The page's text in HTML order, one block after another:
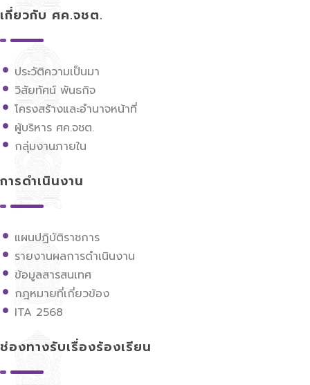
เกี่ยวกับ ศค.จชต.
ประวัติความเป็นมา
วิสัยทัศน์ พันธกิจ
โครงสร้างและอำนาจหน้าที่
ผู้บริหาร ศค.จชต.
กลุ่มงานภายใน
การดำเนินงาน
แผนปฏิบัติราชการ
รายงานผลการดำเนินงาน
ข้อมูลสารสนเทศ
กฎหมายที่เกี่ยวข้อง
ITA 2568
ช่องทางรับเรื่องร้องเรียน